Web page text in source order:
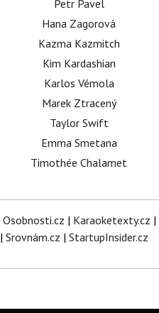
Petr Pavel
Hana Zagorová
Kazma Kazmitch
Kim Kardashian
Karlos Vémola
Marek Ztracený
Taylor Swift
Emma Smetana
Timothée Chalamet
Osobnosti.cz | Karaoketexty.cz |
| Srovnám.cz | StartupInsider.cz